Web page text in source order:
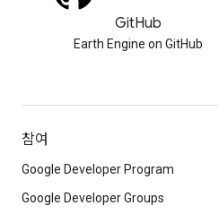
GitHub
Earth Engine on GitHub
참여
Google Developer Program
Google Developer Groups